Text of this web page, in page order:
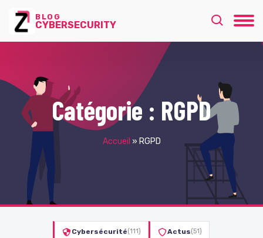
BLOG
CYBERSECURITY
Catégorie : RGPD
Accueil » RGPD
Cybersécurité(111) Actus(51)